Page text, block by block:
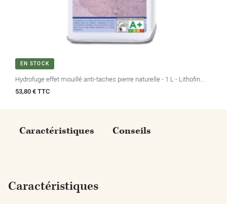
EN STOCK
Hydrofuge effet mouillé anti-taches pierre naturelle - 1 L - Lithofin...
Prix
53,80 € TTC
Caractéristiques Conseils
Caractéristiques